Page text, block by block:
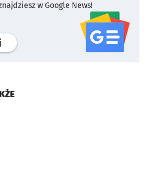
w Google News!
profil serwisu